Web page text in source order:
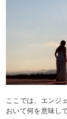
ここでは、エンジ
おいて何を意味し